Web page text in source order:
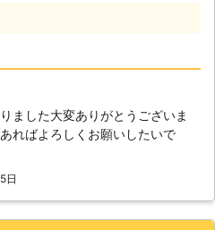
ますので、お気軽にお問合せくだ
に優しくをモットーにまとめてお
問題がありましたら、ぜひ木楽社
問い合わせ下さい。すぐに対応
定の利点】 もし木の枝をそのま
ました大変ありがとうございま
ればよろしくお願いしたいで
日